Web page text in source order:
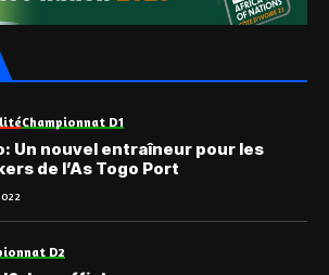
Championnat D1
Un nouvel entraîneur pour les
de l’As Togo Port
D2